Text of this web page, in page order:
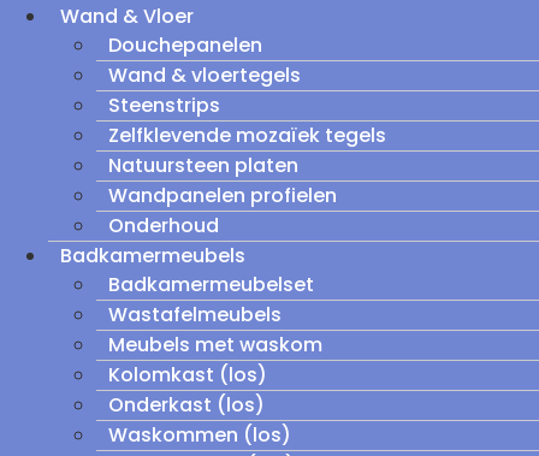
Wand & Vloer
Douchepanelen
Wand & vloertegels
Steenstrips
Zelfklevende mozaïek tegels
Natuursteen platen
Wandpanelen profielen
Onderhoud
Badkamermeubels
Badkamermeubelset
Wastafelmeubels
Meubels met waskom
Kolomkast (los)
Onderkast (los)
Waskommen (los)